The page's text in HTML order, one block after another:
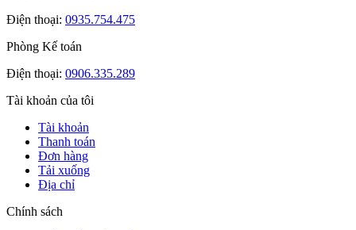
Điện thoại: 0935.754.475
Phòng Kế toán
Điện thoại: 0906.335.289
Tài khoản của tôi
Tài khoản
Thanh toán
Đơn hàng
Tải xuống
Địa chỉ
Chính sách